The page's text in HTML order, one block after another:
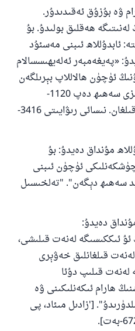
ۋە بۇزۇق ئەقىدىدۇر.
ھەقلىق بولىدۇ. بۇ
ئابدۇللاھ ئىبنى مەسئۇد
«پەيغەمبەر ئەلەيھىسسالام
ئۈچۈن ھالاللاپ بېرىلگەن
كىشىگە لەنەت قىلدى». [تىرمىزى سەھىھ دەپ 1120-
نومۇرلۇق ھەدىستە رىۋايەت قىلغان. نىسائى رىۋايىتى 3416-
مۇنداق دەيدۇ: بۇ
ئۈچۈن ئىبنى
سەھىھ دېگەن". "تەلخىسىل
دەيدۇ:
ئۇ ئىككىسىگە لەنەت قىلىشى،
لەنەت قىلغانلىق خەۋېرى
لەنەت قىلىپ دۇئا
ھارام ئىكەنلىكىنى ۋە
['زادىل مىئاد، پى